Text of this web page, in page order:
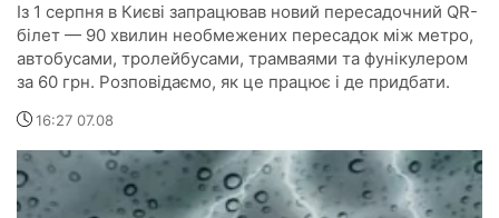
Із 1 серпня в Києві запрацював новий пересадочний QR-
білет — 90 хвилин необмежених пересадок між метро,
автобусами, тролейбусами, трамваями та фунікулером
за 60 грн. Розповідаємо, як це працює і де придбати.
16:27 07.08